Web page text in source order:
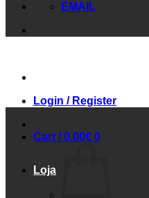
EMAIL
Login / Register
Cart /0.00€ 0
Loja